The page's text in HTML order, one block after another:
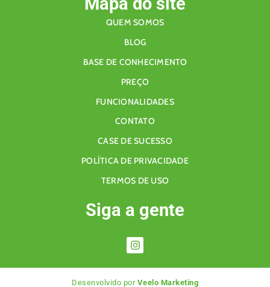
QUEM SOMOS
BLOG
BASE DE CONHECIMENTO
PREÇO
FUNCIONALIDADES
CONTATO
CASE DE SUCESSO
POLÍTICA DE PRIVACIDADE
TERMOS DE USO
Siga a gente
Desenvolvido por Veelo Marketing